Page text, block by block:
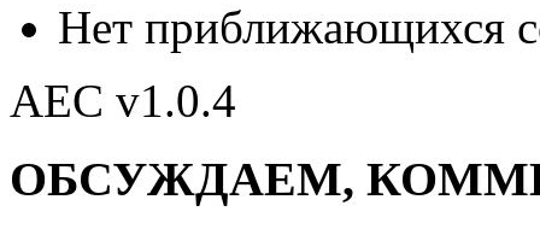
Нет приближающихся
AEC v1.0.4
ОБСУЖДАЕМ,